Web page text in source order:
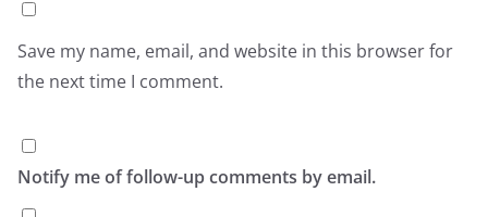
Save my name, email, and website in this browser for
the next time I comment.
Notify me of follow-up comments by email.